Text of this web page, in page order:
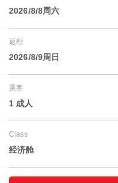
2026/8/8周六
返程
2026/8/9周日
乘客
1 成人
Class
经济舱